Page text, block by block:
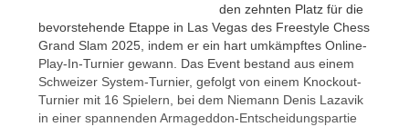
den zehnten Platz für die
bevorstehende Etappe in Las Vegas des Freestyle Chess
Grand Slam 2025, indem er ein hart umkämpftes Online-
Play-In-Turnier gewann. Das Event bestand aus einem
Schweizer System-Turnier, gefolgt von einem Knockout-
Turnier mit 16 Spielern, bei dem Niemann Denis Lazavik
in einer spannenden Armageddon-Entscheidungspartie